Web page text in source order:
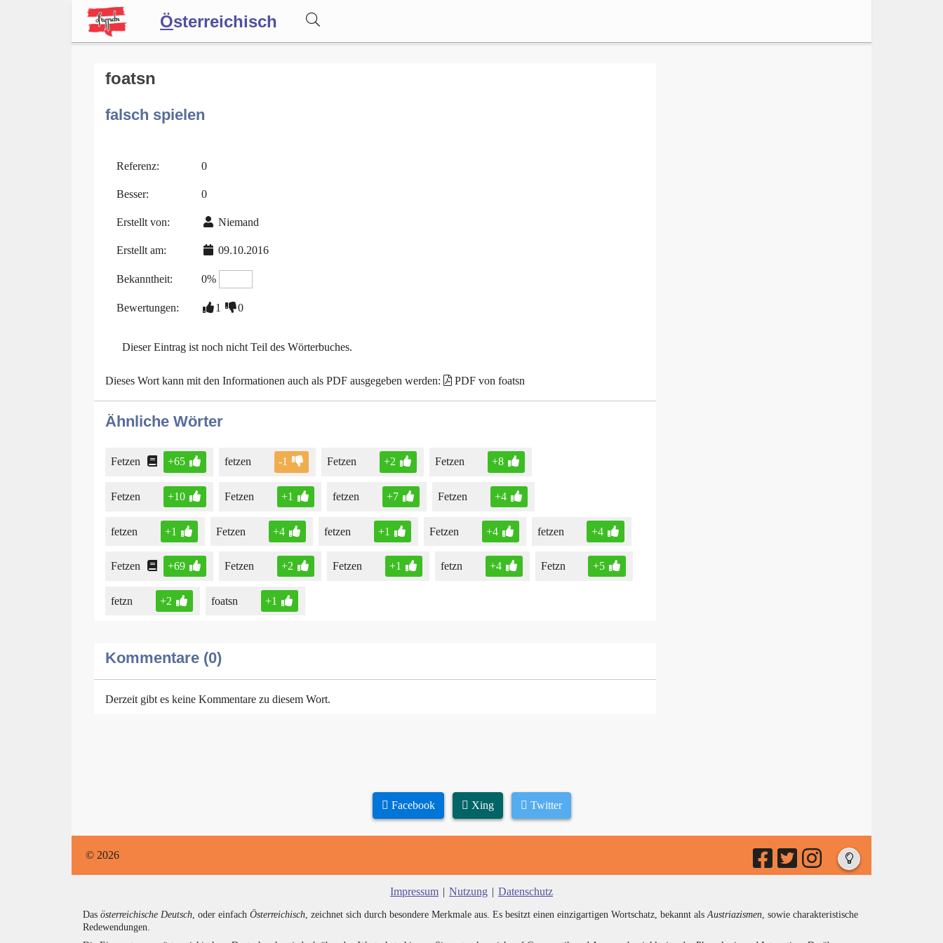
Österreichisch
Forum
Blog
foatsn
falsch spielen
Referenz: 0
Besser: 0
Erstellt von: Niemand
Erstellt am: 09.10.2016
Bekanntheit: 0%
Bewertungen: 1 0
Dieser Eintrag ist noch nicht Teil des Wörterbuches.
Dieses Wort kann mit den Informationen auch als PDF ausgegeben werden: PDF von foatsn
Ähnliche Wörter
Fetzen +65 fetzen -1 Fetzen +2 Fetzen +8
Fetzen +10 Fetzen +1 fetzen +7 Fetzen +4
fetzen +1 Fetzen +4 fetzen +1 Fetzen +4 fetzen +4
Fetzen +69 Fetzen +2 Fetzen +1 fetzn +4 Fetzn +5
fetzn +2 foatsn +1
Kommentare (0)
Derzeit gibt es keine Kommentare zu diesem Wort.
Facebook Xing Twitter
© 2026
Impressum | Nutzung | Datenschutz
Das österreichische Deutsch, oder einfach Österreichisch, zeichnet sich durch besondere Merkmale aus. Es besitzt einen einzigartigen Wortschatz, bekannt alsAustriazismen, sowie charakteristische
Redewendungen.